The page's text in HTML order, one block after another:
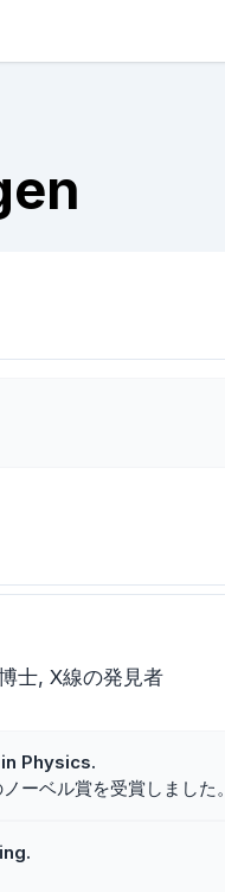
士 X線の発見者
Physics.
ーベル賞を受賞しました。